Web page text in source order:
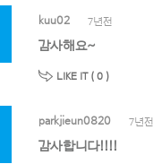
kuu02 7년전
감사해요~
LIKE IT ( 0 )
parkjieun0820 7년전
감사합니다!!!!